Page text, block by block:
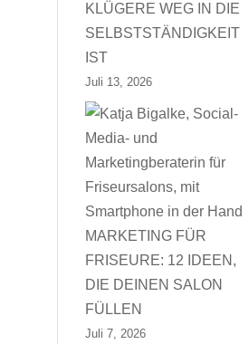
KLÜGERE WEG IN DIE
SELBSTSTÄNDIGKEIT
IST
Juli 13, 2026
MARKETING FÜR
FRISEURE: 12 IDEEN,
DIE DEINEN SALON
FÜLLEN
Juli 7, 2026